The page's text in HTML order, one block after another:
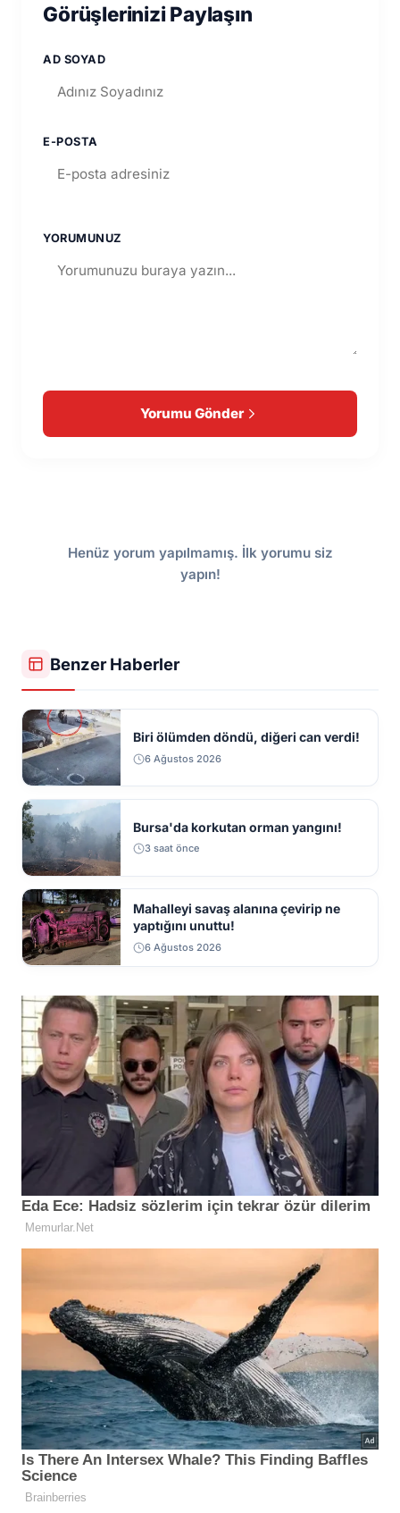
Görüşlerinizi Paylaşın
AD SOYAD
E-POSTA
YORUMUNUZ
Yorumu Gönder
Henüz yorum yapılmamış. İlk yorumu siz
yapın!
Benzer Haberler
Biri ölümden döndü, diğeri can verdi!
6 Ağustos 2026
Bursa'da korkutan orman yangını!
3 saat önce
Mahalleyi savaş alanına çevirip ne
yaptığını unuttu!
6 Ağustos 2026